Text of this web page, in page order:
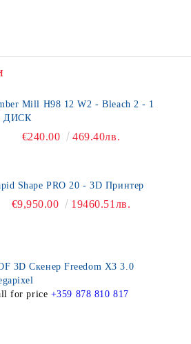
Mill H98 12 W2 - Bleach 2 - 1
бр ДИСК
€240.00 469.40лв.
Shape PRO 20 - 3D Принтер
€9,950.00 19460.51лв.
3D Скенер Freedom X3 3.0
for price +359 878 810 817